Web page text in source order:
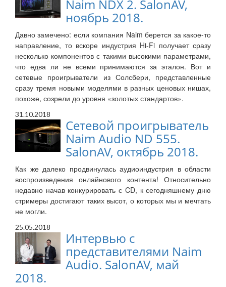
Naim NDX 2. SalonAV,
ноябрь 2018.
Давно замечено: если компания Naim берется за какое-то
направление, то вскоре индустрия Hi-Fi получает сразу
несколько компонентов с такими высокими параметрами,
что едва ли не всеми принимаются за эталон. Вот и
сетевые проигрыватели из Солсбери, представленные
сразу тремя новыми моделями в разных ценовых нишах,
похоже, созрели до уровня «золотых стандартов».
31.10.2018
Сетевой проигрыватель
Naim Audio ND 555.
SalonAV, октябрь 2018.
Как же далеко продвинулась аудиоиндустрия в области
воспроизведения онлайнового контента! Относительно
недавно начав конкурировать с CD, к сегодняшнему дню
стримеры достигают таких высот, о которых мы и мечтать
не могли.
25.05.2018
Интервью с
представителями Naim
Audio. SalonAV, май
2018.